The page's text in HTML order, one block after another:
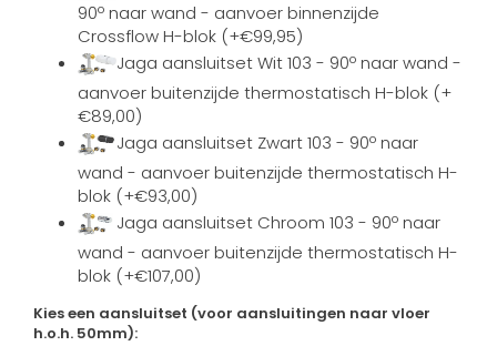
90º naar wand - aanvoer binnenzijde
Crossflow H-blok (+€99,95)
Jaga aansluitset Wit 103 - 90º naar wand -
aanvoer buitenzijde thermostatisch H-blok (+
€89,00)
Jaga aansluitset Zwart 103 - 90º naar
wand - aanvoer buitenzijde thermostatisch H-
blok (+€93,00)
Jaga aansluitset Chroom 103 - 90º naar
wand - aanvoer buitenzijde thermostatisch H-
blok (+€107,00)
Kies een aansluitset (voor aansluitingen naar vloer
h.o.h. 50mm):